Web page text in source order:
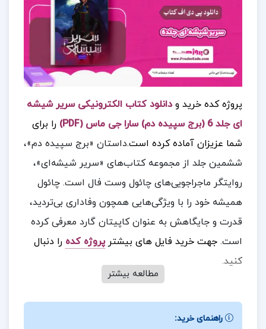
پروژه کده خرید و دانلود کتاب الکترونیکی سریر شیشه
ای جلد 6 (برج سپیده دم) سارا جی ماس (PDF)
را برای
شما عزیزان آماده کرده است.داستان «برج سپیده دم»،
ششمین جلد از مجموعه کتاب‌های «سریر شیشه‌ای»،
روایتگر ماجراجویی‌های چائول وست فال است. چائول
همیشه خود را با ویژگی‌هایی همچون وفاداری بی‌تردید،
قدرت و جایگاهش به عنوان کاپیتان گارد معرفی کرده
است. جهت خرید فایل های بیشترپروژه کده را دنبال
کنید.
مطالعه بیشتر
راهنمای خرید: